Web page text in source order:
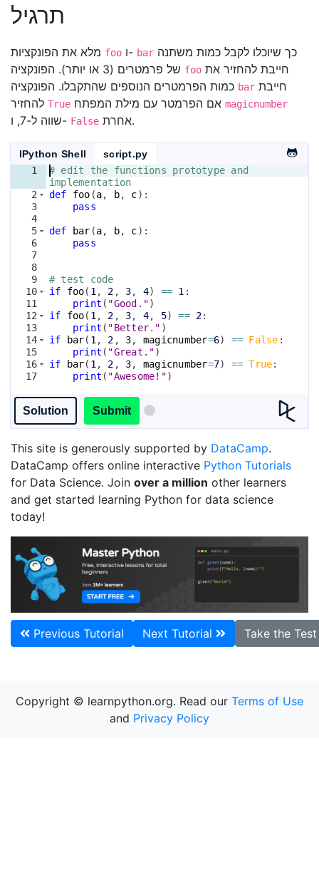
תרגיל
foo ו- bar
foo
bar
True magicnumber
שווה ל-7, ו- False אחרת.
IPython Shell
script.py
1
2
3
4
5
6
7
8
9
10
11
12
13
14
15
16
17
# edit the functions prototype and
implementation
def
foo (a, b, c) :
pass
def bar (a, b, c) :
pass
# test code
if
foo( 1 , 2 , 3, 4) == 1 :
print ( "Good.")
if
foo( 1 , 2 , 3, 4, 5) == 2:
print ( "Better." )
if
bar( 1 , 2 , 3, magicnumber=6) == False :
print ( "Great.")
if
bar( 1 , 2 , 3, magicnumber=7) == True:
print ( "Awesome!")
Solution Submit
This site is generously supported by DataCamp.
DataCamp offers online interactive Python Tutorials
for Data Science. Join over a million other learners
and get started learning Python for data science
today!
Previous Tutorial Next Tutorial Take the
Copyright © learnpython.org. Read our Terms of Use
and Privacy Policy